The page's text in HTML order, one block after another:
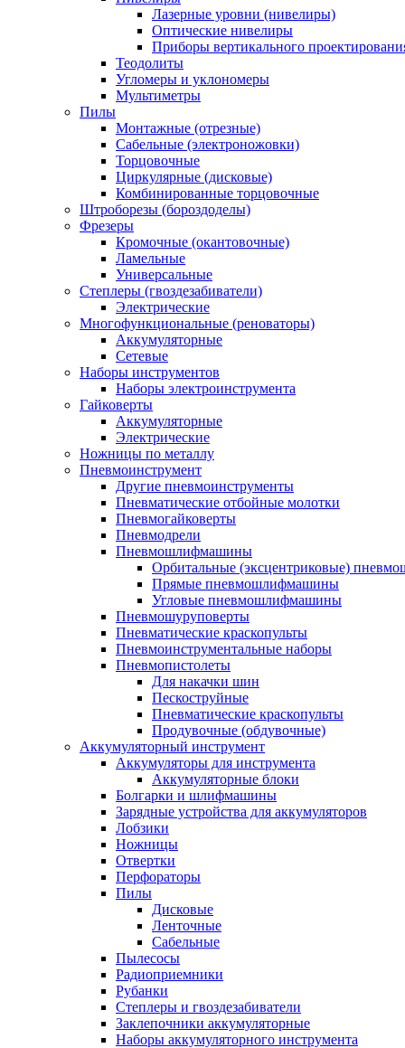
Лазерные уровни (нивелиры)
Оптические нивелиры
Приборы вертикального
Теодолиты
Угломеры и уклономеры
Мультиметры
Пилы
Монтажные (отрезные)
Сабельные (электроножовки)
Торцовочные
Циркулярные (дисковые)
Комбинированные торцовочные
Штроборезы (бороздоделы)
Фрезеры
Кромочные (окантовочные)
Ламельные
Универсальные
Степлеры (гвоздезабиватели)
Электрические
Многофункциональные (реноваторы)
Аккумуляторные
Сетевые
Наборы инструментов
Наборы электроинструмента
Гайковерты
Аккумуляторные
Электрические
Ножницы по металлу
Пневмоинструмент
Другие пневмоинструменты
Пневматические отбойные молотки
Пневмогайковерты
Пневмодрели
Пневмошлифмашины
Орбитальные (эксцентриковые)
Прямые пневмошлифмашины
Угловые пневмошлифмашины
Пневмошуруповерты
Пневматические краскопульты
Пневмоинструментальные наборы
Пневмопистолеты
Для накачки шин
Пескоструйные
Пневматические краскопульты
Продувочные (обдувочные)
Аккумуляторный инструмент
Аккумуляторы для инструмента
Аккумуляторные блоки
Болгарки и шлифмашины
Зарядные устройства для аккумуляторов
Лобзики
Ножницы
Отвертки
Перфораторы
Пилы
Дисковые
Ленточные
Сабельные
Пылесосы
Радиоприемники
Рубанки
Степлеры и гвоздезабиватели
Заклепочники аккумуляторные
Наборы аккумуляторного инструмента